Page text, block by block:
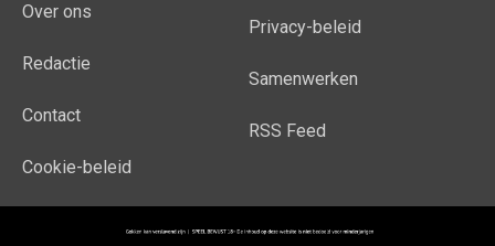
Over ons
Redactie
Contact
Cookie-beleid
Privacy-beleid
Samenwerken
RSS Feed